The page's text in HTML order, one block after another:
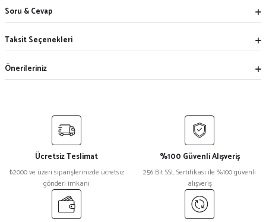
Soru & Cevap
Taksit Seçenekleri
Önerileriniz
Ücretsiz Teslimat
₺2000 ve üzeri siparişlerinizde ücretsiz
gönderi imkanı
%100 Güvenli Alışveriş
256 Bit SSL Sertifikası ile %100 güvenli
alışveriş